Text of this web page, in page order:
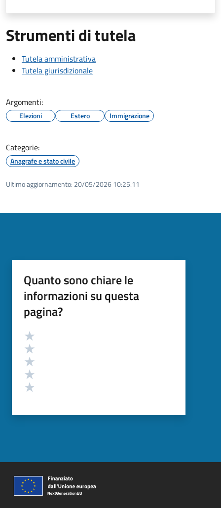
Strumenti di tutela
Tutela amministrativa
Tutela giurisdizionale
Argomenti:
Elezioni Estero Immigrazione
Categorie:
Anagrafe e stato civile
Ultimo aggiornamento: 20/05/2026 10:25.11
Quanto sono chiare le
informazioni su questa
pagina?
Valutazione